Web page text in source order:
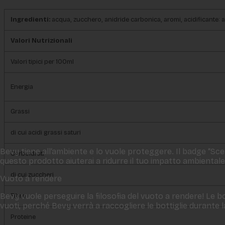
Bevy tiene all‘ambiente e lo vuole proteggere. Il badge
questo prodotto aiuterai a ridurre il tuo impatto
Vuoto a rendere
Bevy vuole perseguire la filosofia del vuoto a rendere! Le
vuoti, perché Bevy verrà a raccogliere le bottiglie durante
Ingredienti: acqua, zucchero, anidride carbonica, aromi, acidificante:
Valori Nutrizionali
Valori tipici per 100ml
Energia
Grassi
di cui acidi grassi saturi
Carboidrati
di cui zuccheri
Fibre
Proteine